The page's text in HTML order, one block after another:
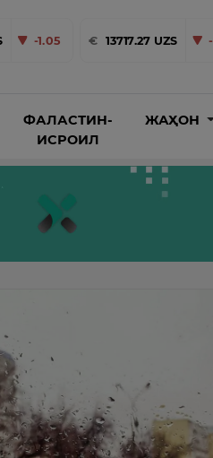
-1.05 € 13717.27 UZS
ФАЛАСТИН-
ИСРОИЛ
ЖАҲОН